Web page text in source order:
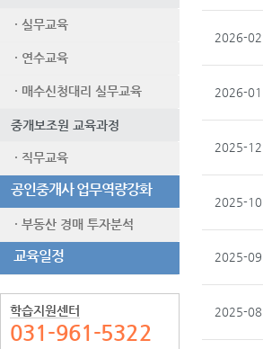
· 실무교육
· 연수교육
· 매수신청대리 실무교육
중개보조원 교육과정
· 직무교육
공인중개사 업무역량강화
· 부동산 경매 투자분석
교육일정
학습지원센터
031-961-5322
2026-02
2026-01
2025-12
2025-10
2025-09
2025-08